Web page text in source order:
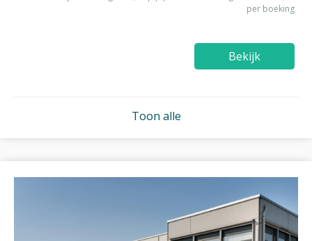
per boeking
Bekijk
Toon alle